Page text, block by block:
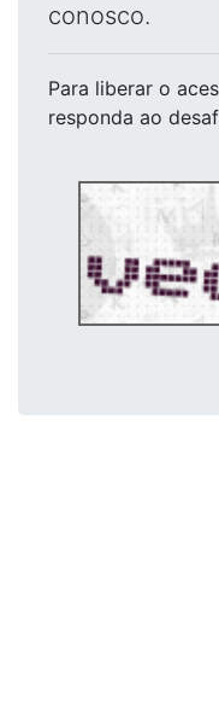
conosco.
Para liberar o
responda ao